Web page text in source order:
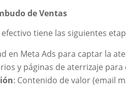
de Ventas
tiene las siguientes
en Meta Ads para captar la
y páginas de aterrizaje
: Contenido de valor (email